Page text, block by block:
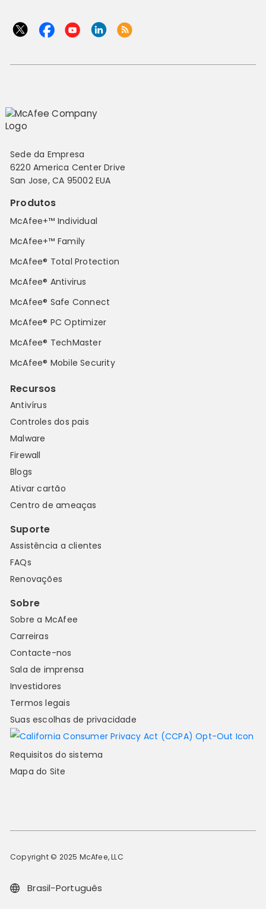
Sede da Empresa
6220 America Center Drive
San Jose, CA 95002 EUA
Produtos
McAfee+™ Individual
McAfee+™ Family
McAfee® Total Protection
McAfee® Antivirus
McAfee® Safe Connect
McAfee® PC Optimizer
McAfee® TechMaster
McAfee® Mobile Security
Recursos
Antivírus
Controles dos pais
Malware
Firewall
Blogs
Ativar cartão
Centro de ameaças
Suporte
Assistência a clientes
FAQs
Renovações
Sobre
Sobre a McAfee
Carreiras
Contacte-nos
Sala de imprensa
Investidores
Termos legais
Suas escolhas de privacidade
Requisitos do sistema
Mapa do Site
Copyright © 2025 McAfee, LLC
Brasil-Português